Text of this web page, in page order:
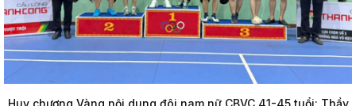
Huy chương Vàng nội dung đôi nam nữ CBVC 41-45 tuổi: Thầy